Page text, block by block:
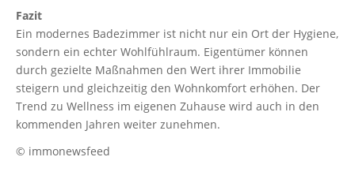
Fazit
Ein modernes Badezimmer ist nicht nur ein Ort der Hygiene,
sondern ein echter Wohlfühlraum. Eigentümer können
durch gezielte Maßnahmen den Wert ihrer Immobilie
steigern und gleichzeitig den Wohnkomfort erhöhen. Der
Trend zu Wellness im eigenen Zuhause wird auch in den
kommenden Jahren weiter zunehmen.
© immonewsfeed